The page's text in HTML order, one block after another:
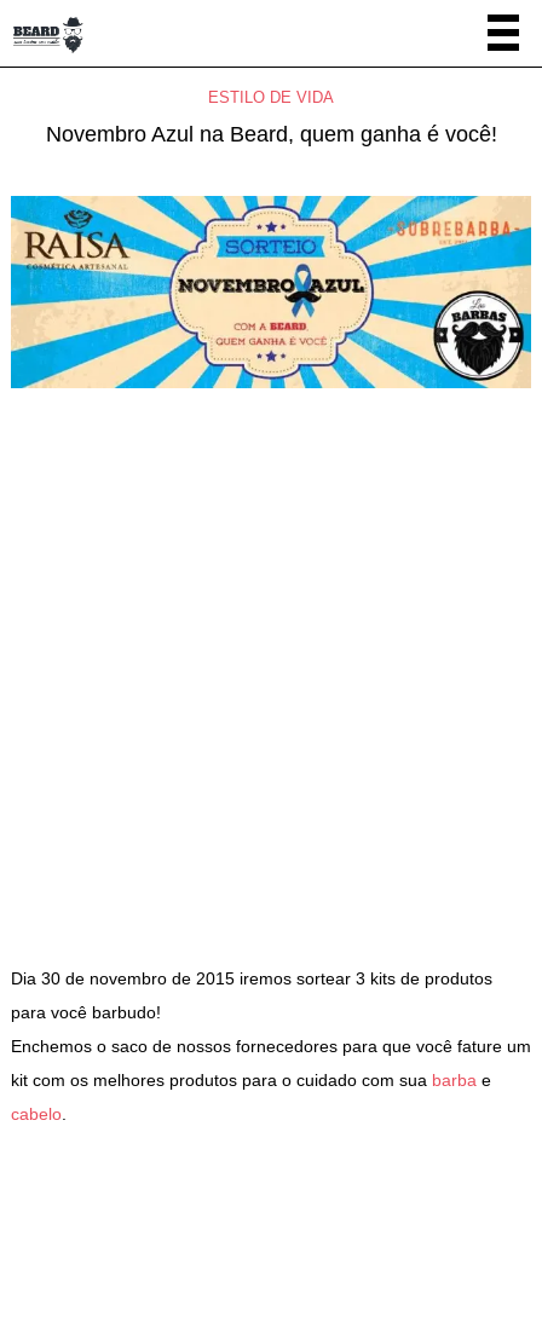
ESTILO DE VIDA
Novembro Azul na Beard, quem ganha é você!
Dia 30 de novembro de 2015 iremos sortear 3 kits de produtos
para você barbudo!
Enchemos o saco de nossos fornecedores para que você fature um
kit com os melhores produtos para o cuidado com sua barba e
cabelo.